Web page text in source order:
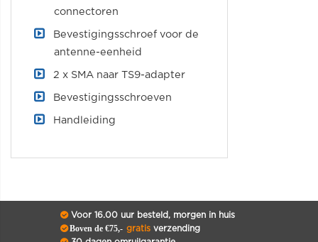
connectoren
Bevestigingsschroef voor de
antenne-eenheid
2 x SMA naar TS9-adapter
Bevestigingsschroeven
Handleiding
Voor 16.00 uur besteld, morgen in huis
Boven de €75,- gratisverzending